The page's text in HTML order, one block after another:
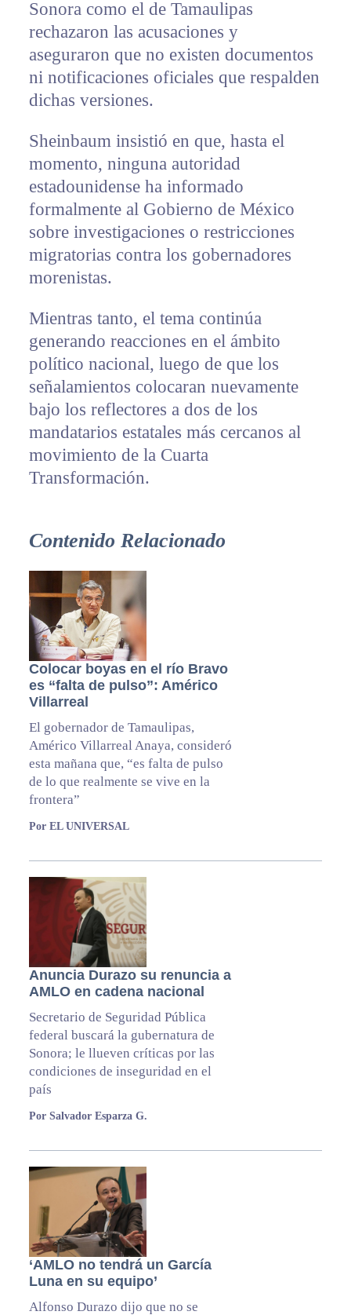
Sonora como el de Tamaulipas
rechazaron las acusaciones y
aseguraron que no existen documentos
ni notificaciones oficiales que respalden
dichas versiones.
Sheinbaum insistió en que, hasta el
momento, ninguna autoridad
estadounidense ha informado
formalmente al Gobierno de México
sobre investigaciones o restricciones
migratorias contra los gobernadores
morenistas.
Mientras tanto, el tema continúa
generando reacciones en el ámbito
político nacional, luego de que los
señalamientos colocaran nuevamente
bajo los reflectores a dos de los
mandatarios estatales más cercanos al
movimiento de la Cuarta
Transformación.
Contenido Relacionado
Colocar boyas en el río Bravo
es “falta de pulso”: Américo
Villarreal
El gobernador de Tamaulipas,
Américo Villarreal Anaya, consideró
esta mañana que, “es falta de pulso
de lo que realmente se vive en la
frontera”
Por EL UNIVERSAL
Anuncia Durazo su renuncia a
AMLO en cadena nacional
Secretario de Seguridad Pública
federal buscará la gubernatura de
Sonora; le llueven críticas por las
condiciones de inseguridad en el
país
Por Salvador Esparza G.
‘AMLO no tendrá un García
Luna en su equipo’
Alfonso Durazo dijo que no se